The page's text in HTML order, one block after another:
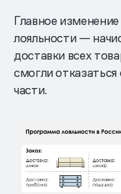
Главное
лояльности —
доставки всех
смогли
части.